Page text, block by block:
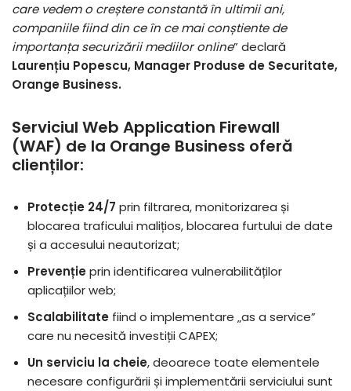
care vedem o creștere constantă în ultimii ani,
companiile fiind din ce în ce mai conștiente de
importanța securizării mediilor online” declară
Laurențiu Popescu, Manager Produse de Securitate,
Orange Business.
Serviciul Web Application Firewall
(WAF) de la Orange Business oferă
clienților:
Protecție 24/7 prin filtrarea, monitorizarea și
blocarea traficului malițios, blocarea furtului de date
și a accesului neautorizat;
Prevențieprin identificarea vulnerabilităților
aplicațiilor web;
Scalabilitate fiind o implementare „as a service”
care nu necesită investiții CAPEX;
Un serviciu la cheie, deoarece toate elementele
necesare configurării și implementării serviciului sunt